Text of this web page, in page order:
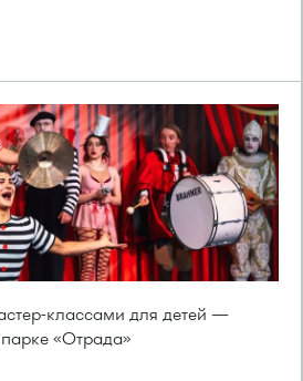
классами для детей —
«Отрада»